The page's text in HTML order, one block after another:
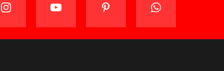
edebilir veya değiştirebilirsiniz.